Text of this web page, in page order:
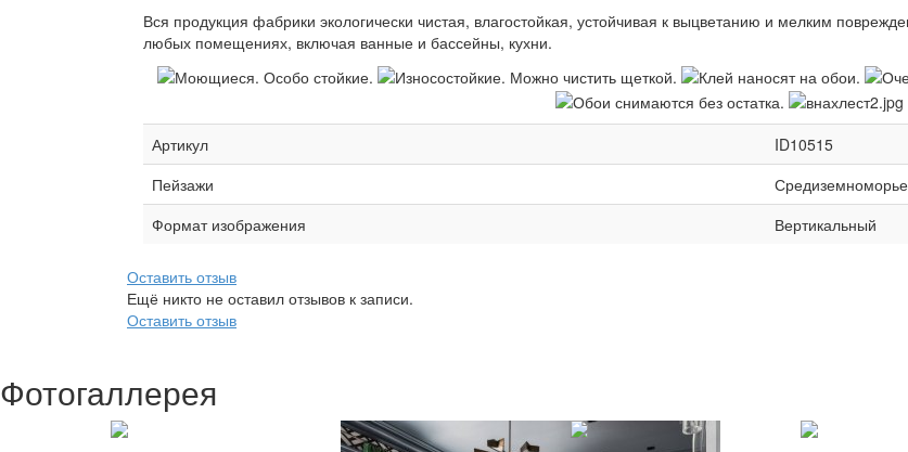
Вся продукция фабрики экологически чистая, влагостойкая, устойчивая к выцветанию и мелким
любых помещениях, включая ванные и бассейны, кухни.
Артикул
ID10515
Пейзажи
Средиземноморье
Формат изображения
Вертикальный
Оставить отзыв
Ещё никто не оставил отзывов к записи.
Оставить отзыв
Фотогаллерея